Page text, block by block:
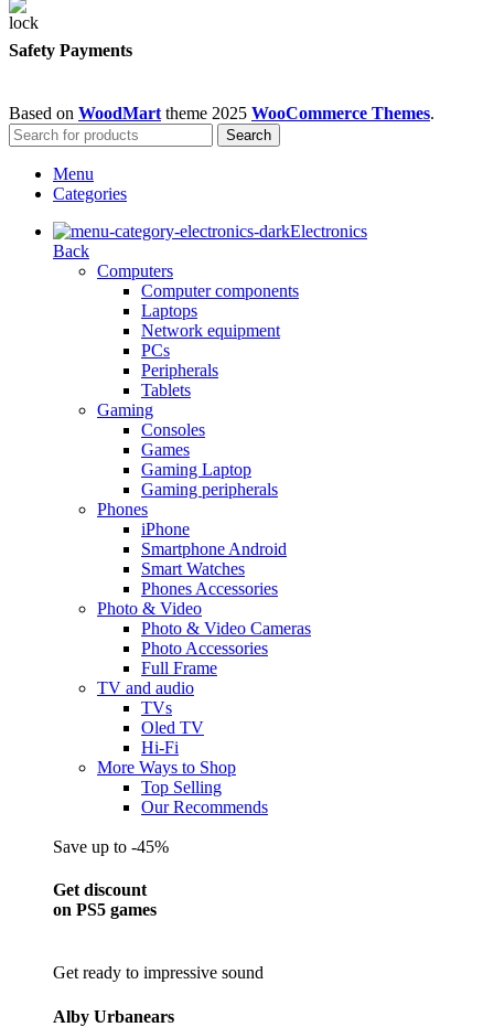
Safety Payments
Based on WoodMart theme 2025 WooCommerce Themes.
Search
Menu
Categories
Electronics
Back
Computers
Computer components
Laptops
Network equipment
PCs
Peripherals
Tablets
Gaming
Consoles
Games
Gaming Laptop
Gaming peripherals
Phones
iPhone
Smartphone Android
Smart Watches
Phones Accessories
Photo & Video
Photo & Video Cameras
Photo Accessories
Full Frame
TV and audio
TVs
Oled TV
Hi-Fi
More Ways to Shop
Top Selling
Our Recommends
Save up to -45%
Get discount
on PS5 games
Get ready to impressive sound
Alby Urbanears